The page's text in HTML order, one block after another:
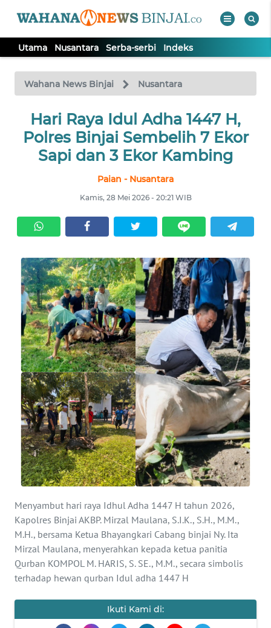
Utama Nusantara Serba-serbi Indeks
Wahana News Binjai Nusantara
Hari Raya Idul Adha 1447 H,
Polres Binjai Sembelih 7 Ekor
Sapi dan 3 Ekor Kambing
Paian - Nusantara
Kamis, 28 Mei 2026 - 20:21 WIB
Menyambut hari raya Idhul Adha 1447 H tahun 2026,
Kapolres Binjai AKBP. Mirzal Maulana, S.I.K., S.H., M.M.,
M.H., bersama Ketua Bhayangkari Cabang binjai Ny. Ita
Mirzal Maulana, menyerahkan kepada ketua panitia
Qurban KOMPOL M. HARIS, S. SE., M.M., secara simbolis
terhadap hewan qurban Idul adha 1447 H
Ikuti Kami di:
TV
Tutup
UTAMA
NUSANTARA
Informasi
INDEKS
BERITA
KONTAK
KAMI
INFO
IKLAN
TENTANG
KAMI
PEDOMAN
MEDIA
SIBER
KARIR
DISCLAIMER
News